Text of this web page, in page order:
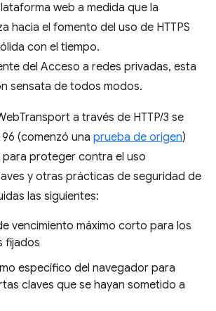
web a medida que la
hacia el fomento del uso de HTTPS
con el tiempo.
del Acceso a redes privadas, esta
sensata de todos modos.
a través de HTTP/3 se
(comenzó una prueba de origen)
proteger contra el uso
y otras prácticas de seguridad de
las siguientes:
vencimiento máximo corto para los
fijados
específico del navegador para
claves que se hayan sometido a